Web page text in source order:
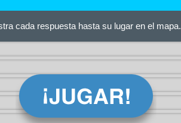
cada respuesta hasta su lugar en el mapa.